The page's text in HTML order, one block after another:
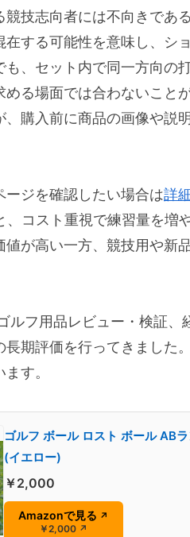
技志向者には不向きであ
在する可能性を意味し、シ
、セット内で同一方向の
める場面では合わないこと
、購入前に商品の画像や説
ージを確認したい場合は詳
、コスト重視で練習量を増
値が高い一方、競技用や新
ルフ用品レビュー・検証
長期評価を行ってきました
す。
ゴルフ ボール ロスト ボール AB
(イエロー)
￥2,000
Amazonで見る ↗
￥2,000 ↗